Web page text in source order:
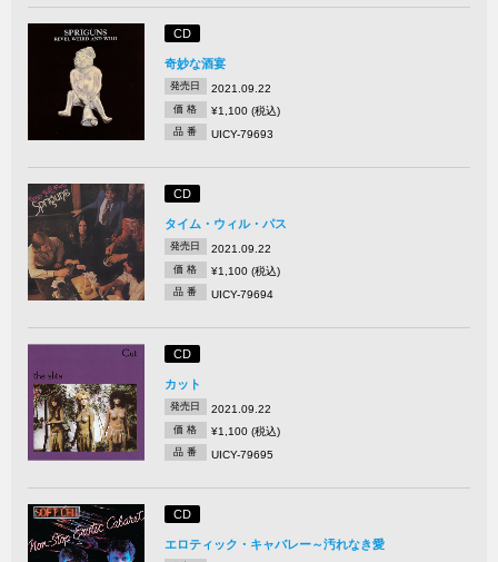
CD
奇妙な酒宴
発売日 2021.09.22
価 格 ¥1,100 (税込)
品 番 UICY-79693
CD
タイム・ウィル・パス
発売日 2021.09.22
価 格 ¥1,100 (税込)
品 番 UICY-79694
CD
カット
発売日 2021.09.22
価 格 ¥1,100 (税込)
品 番 UICY-79695
CD
エロティック・キャバレー～汚れなき愛